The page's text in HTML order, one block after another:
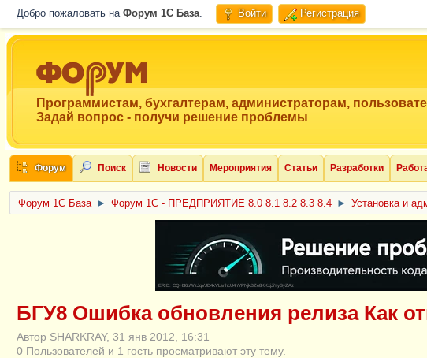
Добро пожаловать на Форум 1C База. Войти Регистрация
Программистам, бухгалтерам, администраторам,
Задай вопрос - получи решение проблемы
Форум Поиск Новости Мероприятия Статьи Разработки
Форум 1C База ► Форум 1С - ПРЕДПРИЯТИЕ 8.0 8.1 8.2 8.3 8.4 ► Установка и
ERID: CQH36pWzJqVJD4xVLsnhcU4hVPNjkBZe8KKxjJiYySyZAz
БГУ8 Ошибка обновления релиза Как
Автор SHARKRAY, 31 янв 2012, 16:31
0 Пользователей и 1 гость просматривают эту тему.